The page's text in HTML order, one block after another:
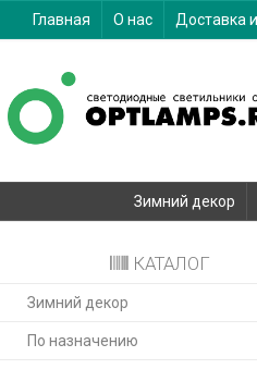
Главная О нас Доставка
Зимний декор
КАТАЛОГ
Зимний декор
По назначению